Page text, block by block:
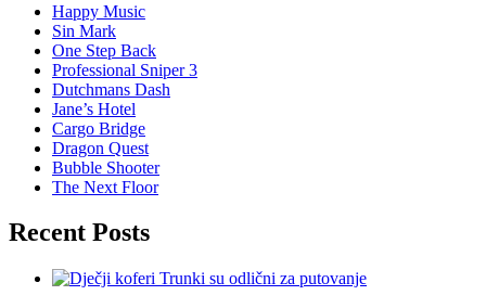
Happy Music
Sin Mark
One Step Back
Professional Sniper 3
Dutchmans Dash
Jane’s Hotel
Cargo Bridge
Dragon Quest
Bubble Shooter
The Next Floor
Recent Posts